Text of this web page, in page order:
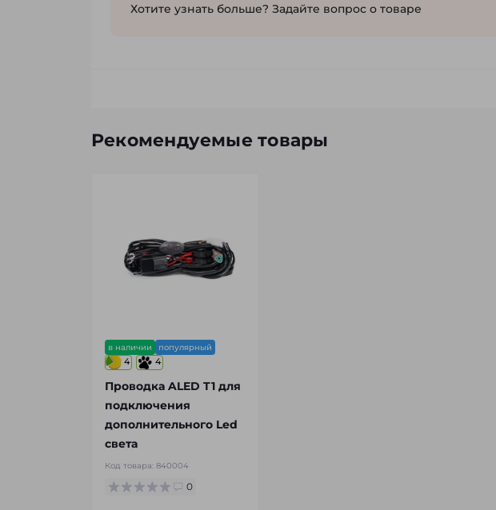
Хотите узнать больше? Задайте вопрос о товаре
Рекомендуемые товары
в наличии популярный
4 4
Проводка ALED T1 для
подключения
дополнительного Led
света
Код товара: 840004
0